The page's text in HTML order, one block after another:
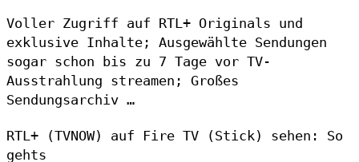
Voller Zugriff auf RTL+ Originals und
exklusive Inhalte; Ausgewählte Sendungen
sogar schon bis zu 7 Tage vor TV-
Ausstrahlung streamen; Großes
Sendungsarchiv …
RTL+ (TVNOW) auf Fire TV (Stick) sehen: So
gehts